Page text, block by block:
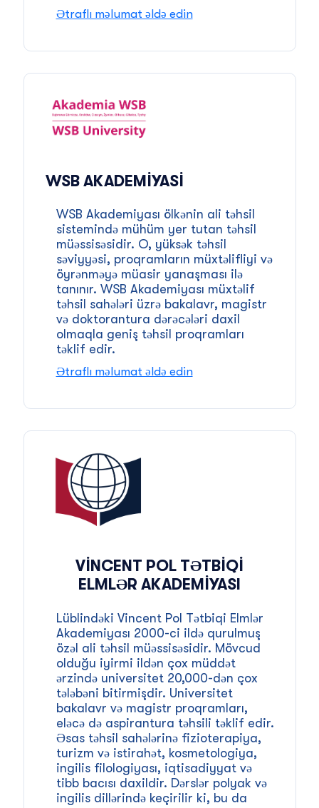
Ətraflı məlumat əldə edin
WSB AKADEMIYASI
WSB Akademiyası ölkənin ali təhsil
sistemində mühüm yer tutan təhsil
müəssisəsidir. O, yüksək təhsil
səviyyəsi, proqramların müxtəlifliyi və
öyrənməyə müasir yanaşması ilə
tanınır. WSB Akademiyası müxtəlif
təhsil sahələri üzrə bakalavr, magistr
və doktorantura dərəcələri daxil
olmaqla geniş təhsil proqramları
təklif edir.
Ətraflı məlumat əldə edin
VINCENT POL TƏTBIQI
ELMLƏR AKADEMIYASI
Lüblindəki Vincent Pol Tətbiqi Elmlər
Akademiyası 2000-ci ildə qurulmuş
özəl ali təhsil müəssisəsidir. Mövcud
olduğu iyirmi ildən çox müddət
ərzində universitet 20,000-dən çox
tələbəni bitirmişdir. Universitet
bakalavr və magistr proqramları,
eləcə də aspirantura təhsili təklif edir.
Əsas təhsil sahələrinə fizioterapiya,
turizm və istirahət, kosmetologiya,
ingilis filologiyası, iqtisadiyyat və
tibb bacısı daxildir. Dərslər polyak və
ingilis dillərində keçirilir ki, bu da